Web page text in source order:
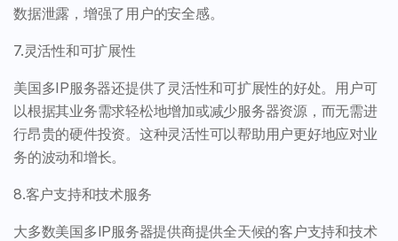
数据泄露，增强了用户的安全感。
7.灵活性和可扩展性
美国多IP服务器还提供了灵活性和可扩展性的好处。用户可
以根据其业务需求轻松地增加或减少服务器资源，而无需进
行昂贵的硬件投资。这种灵活性可以帮助用户更好地应对业
务的波动和增长。
8.客户支持和技术服务
大多数美国多IP服务器提供商提供全天候的客户支持和技术